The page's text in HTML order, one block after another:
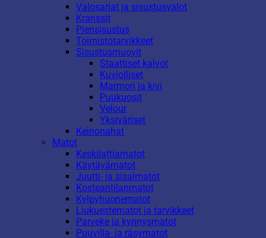
Valosarjat ja sisustusvalot
Kranssit
Piensisustus
Toimistotarvikkeet
Sisustusmuovit
Staattiset kalvot
Kuviolliset
Marmori ja kivi
Puukuosit
Velour
Yksiväriset
Keinonahat
Matot
Keskilattiamatot
Käytävämatot
Juutti- ja sisalmatot
Kosteantilanmatot
Kylpyhuonematot
Liukuestematot ja tarvikkeet
Parveke ja kynnysmatot
Puuvilla- ja räsymatot